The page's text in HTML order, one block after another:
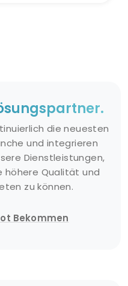
die neuesten
und integrieren
Dienstleistungen,
höhere Qualität und
zu können.
Bekommen